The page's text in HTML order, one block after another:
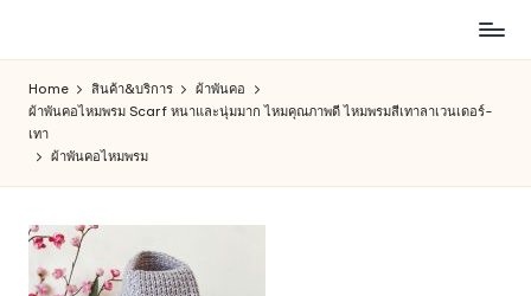
content
สินค้า
ออนไลน์
เพื่อ
คน
การ
ช็อป
Home สินค้า&บริการ
ผ้าพันคอ
ผ้าพันคอไหมพรม Scarf หนาและนุ่มมาก ไหมคุณภาพดี ไหมพรมสีเทาลาเวนเดอร์-
เทา
ผ้าพันคอไหมพรม